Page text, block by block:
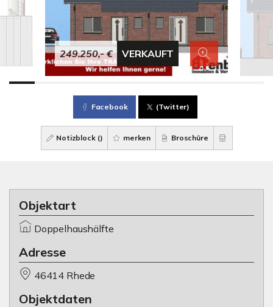
249.250,- € VERKAUFT
Facebook (Twitter)
Notizblock () merken Broschüre
Objektart
Doppelhaushälfte
Adresse
46414 Rhede
Objektdaten